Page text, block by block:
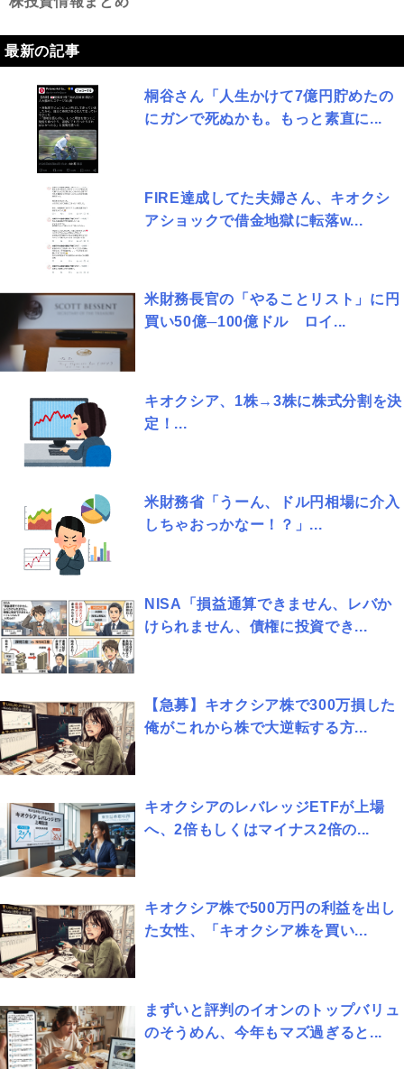
最新の記事
桐谷さん「人生かけて7億円貯めたの
にガンで死ぬかも。もっと素直に...
FIRE達成してた夫婦さん、キオクシ
アショックで借金地獄に転落w...
米財務長官の「やることリスト」に円
買い50億─100億ドル ロイ...
キオクシア、1株→3株に株式分割を決
定！...
米財務省「うーん、ドル円相場に介入
しちゃおっかなー！？」...
NISA「損益通算できません、レバか
けられません、債権に投資でき...
【急募】キオクシア株で300万損した
俺がこれから株で大逆転する方...
キオクシアのレバレッジETFが上場
へ、2倍もしくはマイナス2倍の...
キオクシア株で500万円の利益を出し
た女性、「キオクシア株を買い...
まずいと評判のイオンのトップバリュ
のそうめん、今年もマズ過ぎると...